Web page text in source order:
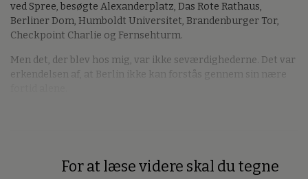
ved Spree, besøgte Alexanderplatz, Das Rote Rathaus,
Berliner Dom, Humboldt Universitet, Brandenburger Tor,
Checkpoint Charlie og Fernsehturm.
Men det, der blev hos mig, var ikke seværdighederne. Det var
erkendelsen af, at Berlin ikke kan forstås gennem sin nære
For at læse videre skal du tegne